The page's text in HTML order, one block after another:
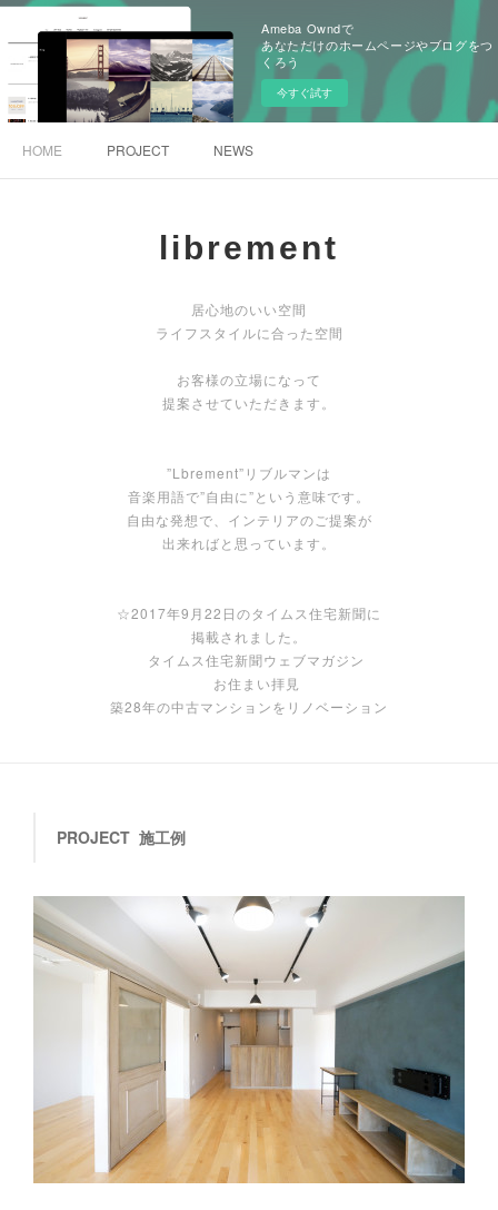
Ameba Owndで
あなただけのホームページやブログをつ
くろう
今すぐ試す
HOME PROJECT NEWS
librement
居心地のいい空間
ライフスタイルに合った空間
お客様の立場になって
提案させていただきます。
”Lbrement”リブルマンは
音楽用語で”自由に”という意味です。
自由な発想で、インテリアのご提案が
出来ればと思っています。
☆2017年9月22日のタイムス住宅新聞に
掲載されました。
タイムス住宅新聞ウェブマガジン
お住まい拝見
築28年の中古マンションをリノベーション
PROJECT 施工例